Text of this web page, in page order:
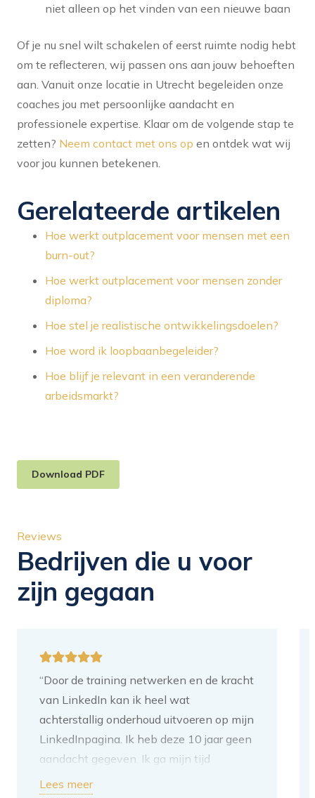
niet alleen op het vinden van een nieuwe baan
Of je nu snel wilt schakelen of eerst ruimte nodig hebt
om te reflecteren, wij passen ons aan jouw behoeften
aan. Vanuit onze locatie in Utrecht begeleiden onze
coaches jou met persoonlijke aandacht en
professionele expertise. Klaar om de volgende stap te
zetten? Neem contact met ons op en ontdek wat wij
voor jou kunnen betekenen.
Gerelateerde artikelen
Hoe werkt outplacement voor mensen met een
burn-out?
Hoe werkt outplacement voor mensen zonder
diploma?
Hoe stel je realistische ontwikkelingsdoelen?
Hoe word ik loopbaanbegeleider?
Hoe blijf je relevant in een veranderende
arbeidsmarkt?
Download PDF
Reviews
Bedrijven die u voor
zijn gegaan
“Door de training netwerken en de kracht
van LinkedIn kan ik heel wat
achterstallig onderhoud uitvoeren op mijn
LinkedInpagina. Ik heb deze 10 jaar geen
aandacht gegeven. Ik ga mijn tijd
besteden aan het toevoegen van
Lees meer